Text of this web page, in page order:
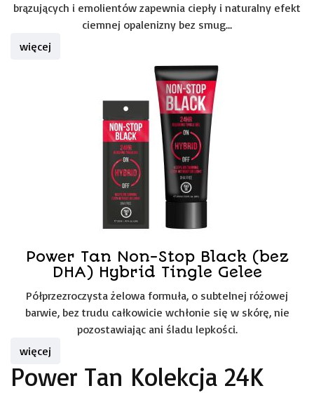
brązujących i emolientów zapewnia ciepły i naturalny efekt
ciemnej opalenizny bez smug…
więcej
Power Tan Non-Stop Black (bez
DHA) Hybrid Tingle Gelee
Półprzezroczysta żelowa formuła, o subtelnej różowej
barwie, bez trudu całkowicie wchłonie się w skórę, nie
pozostawiając ani śladu lepkości.
więcej
Power Tan Kolekcja 24K